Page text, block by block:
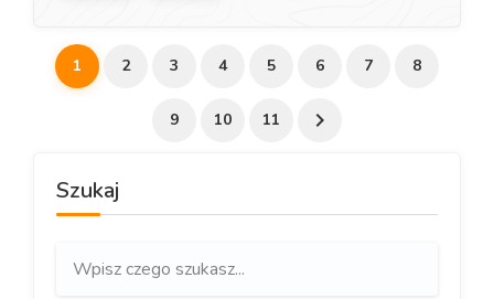
1 2 3 4 5 6 7 8
9 10 11
Szukaj